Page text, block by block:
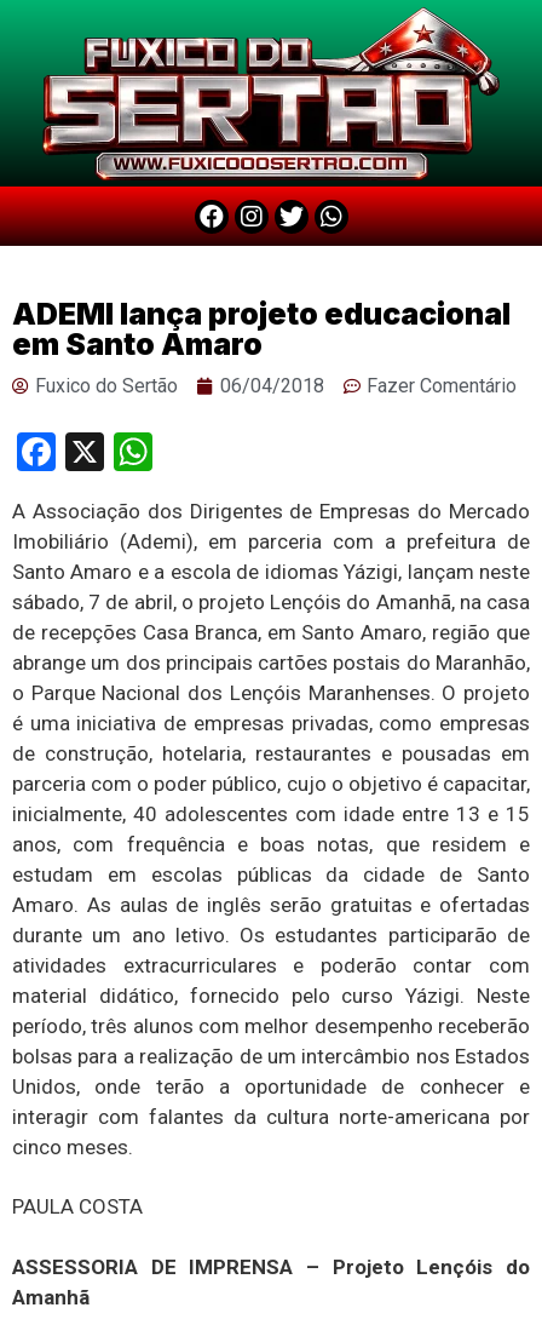
ADEMI lança projeto educacional
em Santo Amaro
Fuxico do Sertão 06/04/2018 Fazer Comentário
Facebook
X
A Associação dos Dirigentes de Empresas do Mercado
Imobiliário (Ademi), em parceria com a prefeitura de
Santo Amaro e a escola de idiomas Yázigi, lançam neste
sábado, 7 de abril, o projeto Lençóis do Amanhã, na casa
de recepções Casa Branca, em Santo Amaro, região que
abrange um dos principais cartões postais do Maranhão,
o Parque Nacional dos Lençóis Maranhenses. O projeto
é uma iniciativa de empresas privadas, como empresas
de construção, hotelaria, restaurantes e pousadas em
parceria com o poder público, cujo o objetivo é capacitar,
inicialmente, 40 adolescentes com idade entre 13 e 15
anos, com frequência e boas notas, que residem e
estudam em escolas públicas da cidade de Santo
Amaro. As aulas de inglês serão gratuitas e ofertadas
durante um ano letivo. Os estudantes participarão de
atividades extracurriculares e poderão contar com
material didático, fornecido pelo curso Yázigi. Neste
período, três alunos com melhor desempenho receberão
bolsas para a realização de um intercâmbio nos Estados
Unidos, onde terão a oportunidade de conhecer e
interagir com falantes da cultura norte-americana por
cinco meses.
PAULA COSTA
ASSESSORIA DE IMPRENSA – Projeto Lençóis do
Amanhã